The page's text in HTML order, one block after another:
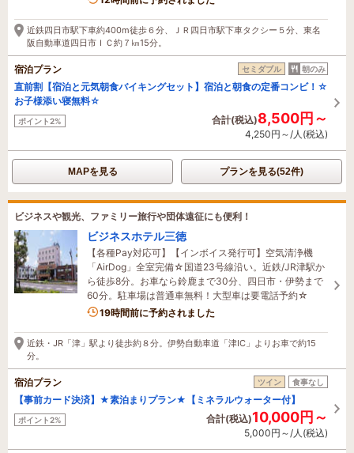
12時間前に予約されました
近鉄四日市駅下車約400m徒歩６分、ＪＲ四日市駅下車タクシー５分、東名
阪自動車道四日市ＩＣ約７㎞15分。
宿泊プラン セミダブル 朝のみ
直前割【宿泊と元気朝食バイキングセット】宿泊と朝食の定番コンビ！☆
お子様添い寝無料☆
ポイント2% 合計(税込)8,500円～
4,250円～/人(税込)
MAPを見る プランを見る(52件)
ビジネスや観光、ファミリー旅行や団体遠征にも便利！
ビジネスホテル三徳
【各種Pay対応可】【インボイス発行可】空気清浄機
「AirDog」全室完備☆国道23号線沿い。近鉄/JR津駅か
ら徒歩8分。お車なら鈴鹿まで30分、四日市・伊勢まで
60分。駐車場は普通車無料！大型車は要電話予約☆
19時間前に予約されました
近鉄・JR「津」駅より徒歩約８分。伊勢自動車道「津IC」よりお車で約15
分。
宿泊プラン ツイン 食事なし
【事前カード決済】★素泊まりプラン★【ミネラルウォーター付】
ポイント2% 合計(税込)10,000円～
5,000円～/人(税込)